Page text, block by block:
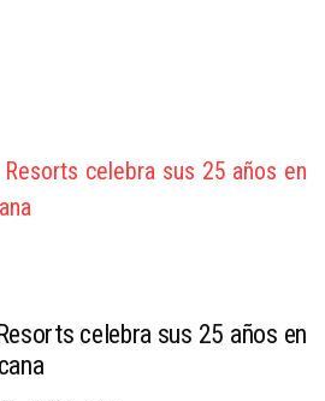
celebra sus 25 años en